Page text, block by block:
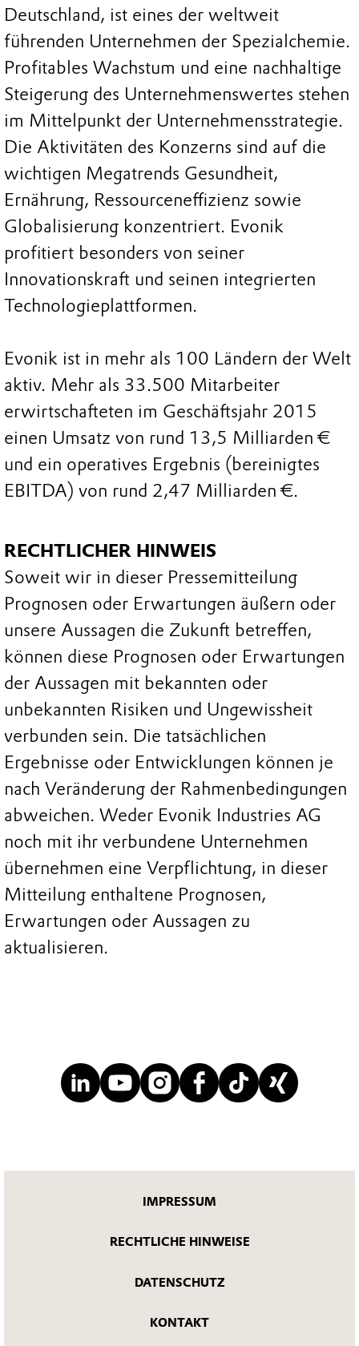
Deutschland, ist eines der weltweit
führenden Unternehmen der Spezialchemie.
Profitables Wachstum und eine nachhaltige
Steigerung des Unternehmenswertes stehen
im Mittelpunkt der Unternehmensstrategie.
Die Aktivitäten des Konzerns sind auf die
wichtigen Megatrends Gesundheit,
Ernährung, Ressourceneffizienz sowie
Globalisierung konzentriert. Evonik
profitiert besonders von seiner
Innovationskraft und seinen integrierten
Technologieplattformen.
Evonik ist in mehr als 100 Ländern der Welt
aktiv. Mehr als 33.500 Mitarbeiter
erwirtschafteten im Geschäftsjahr 2015
einen Umsatz von rund 13,5 Milliarden €
und ein operatives Ergebnis (bereinigtes
EBITDA) von rund 2,47 Milliarden €.
RECHTLICHER HINWEIS
Soweit wir in dieser Pressemitteilung
Prognosen oder Erwartungen äußern oder
unsere Aussagen die Zukunft betreffen,
können diese Prognosen oder Erwartungen
der Aussagen mit bekannten oder
unbekannten Risiken und Ungewissheit
verbunden sein. Die tatsächlichen
Ergebnisse oder Entwicklungen können je
nach Veränderung der Rahmenbedingungen
abweichen. Weder Evonik Industries AG
noch mit ihr verbundene Unternehmen
übernehmen eine Verpflichtung, in dieser
Mitteilung enthaltene Prognosen,
Erwartungen oder Aussagen zu
aktualisieren.
IMPRESSUM
RECHTLICHE HINWEISE
DATENSCHUTZ
KONTAKT